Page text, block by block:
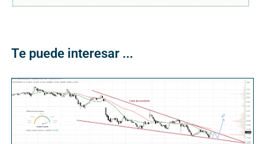
Te puede interesar ...